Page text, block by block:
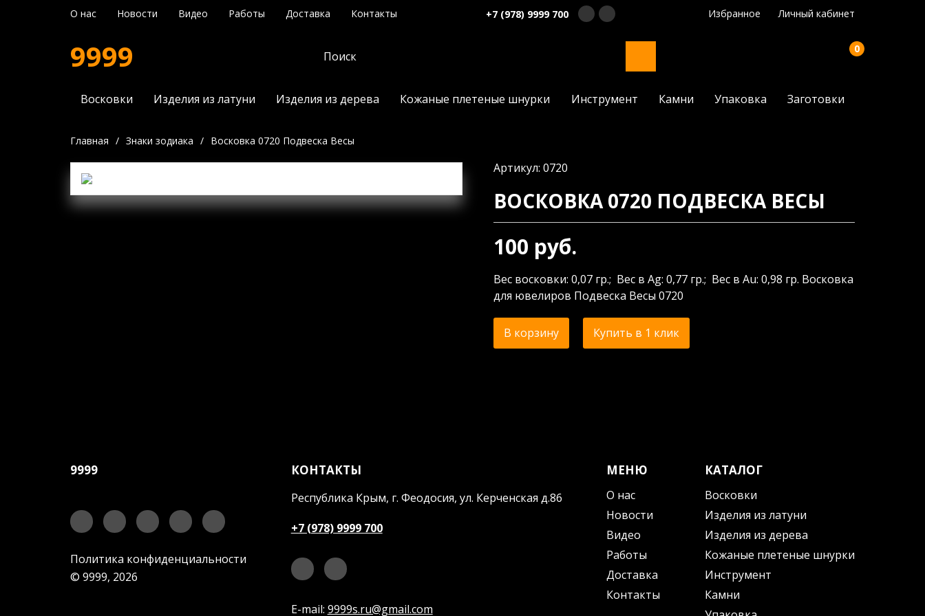
О нас Новости Видео Работы Доставка Контакты +7 (978) 9999 700 Избранное Личный кабинет
9999 0
Восковки Изделия из латуни Изделия из дерева Кожаные плетеные шнурки Инструмент Камни Упаковка Заготовки
Главная / Знаки зодиака / Восковка 0720 Подвеска Весы
Артикул: 0720
ВОСКОВКА 0720 ПОДВЕСКА ВЕСЫ
100 руб.
Вес восковки: 0,07 гр.; Вес в Ag: 0,77 гр.; Вес в Au: 0,98 гр. Восковка
для ювелиров Подвеска Весы 0720
В корзину Купить в 1 клик
9999
Политика конфиденциальности
© 9999, 2026
КОНТАКТЫ
Республика Крым, г. Феодосия, ул. Керченская д.86
+7 (978) 9999 700
E-mail: 9999s.ru@gmail.com
МЕНЮ
О нас
Новости
Видео
Работы
Доставка
Контакты
КАТАЛОГ
Восковки
Изделия из латуни
Изделия из дерева
Кожаные плетеные шнурки
Инструмент
Камни